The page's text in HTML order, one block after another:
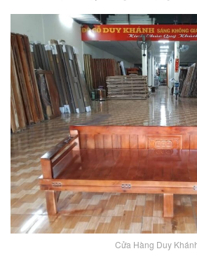
Cửa Hàng Duy